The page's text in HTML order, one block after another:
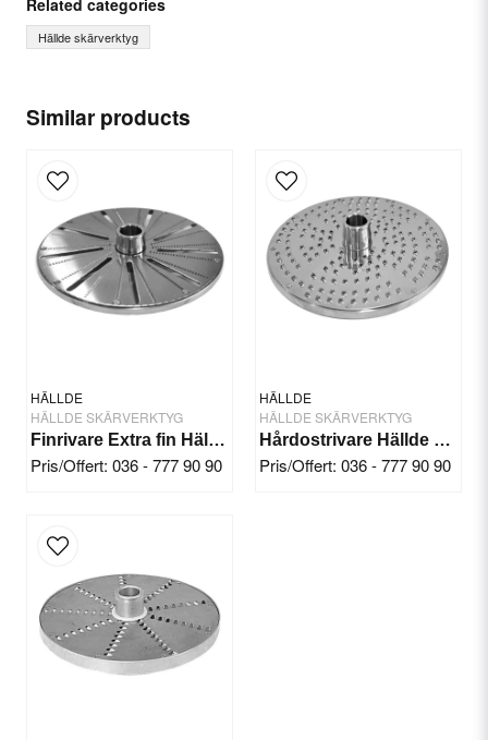
Similar products
HÄLLDE
HÄLLDE SKÄRVERKTYG
Finrivare Extra fin Hällde RG-300i/350/400
Pris/Offert: 036 - 777 90 90
HÄLLDE
HÄLLDE SKÄRVERKTYG
Hårdostrivare Hällde RG-7/200/250
Pris/Offert: 036 - 777 90 90
Name
email
Email
Yes, you can publish my question.
Related categories
Hällde skärverktyg